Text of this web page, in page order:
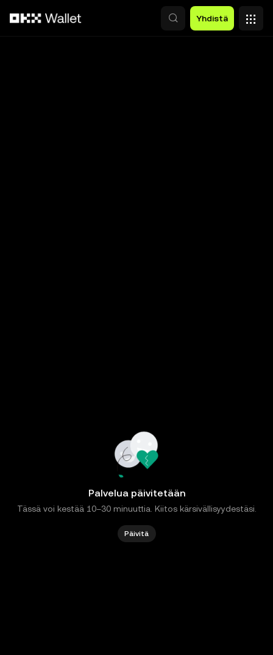
Yhdistä
Palvelua päivitetään
Tässä voi kestää 10–30 minuuttia. Kiitos kärsivällisyydestäsi.
Päivitä